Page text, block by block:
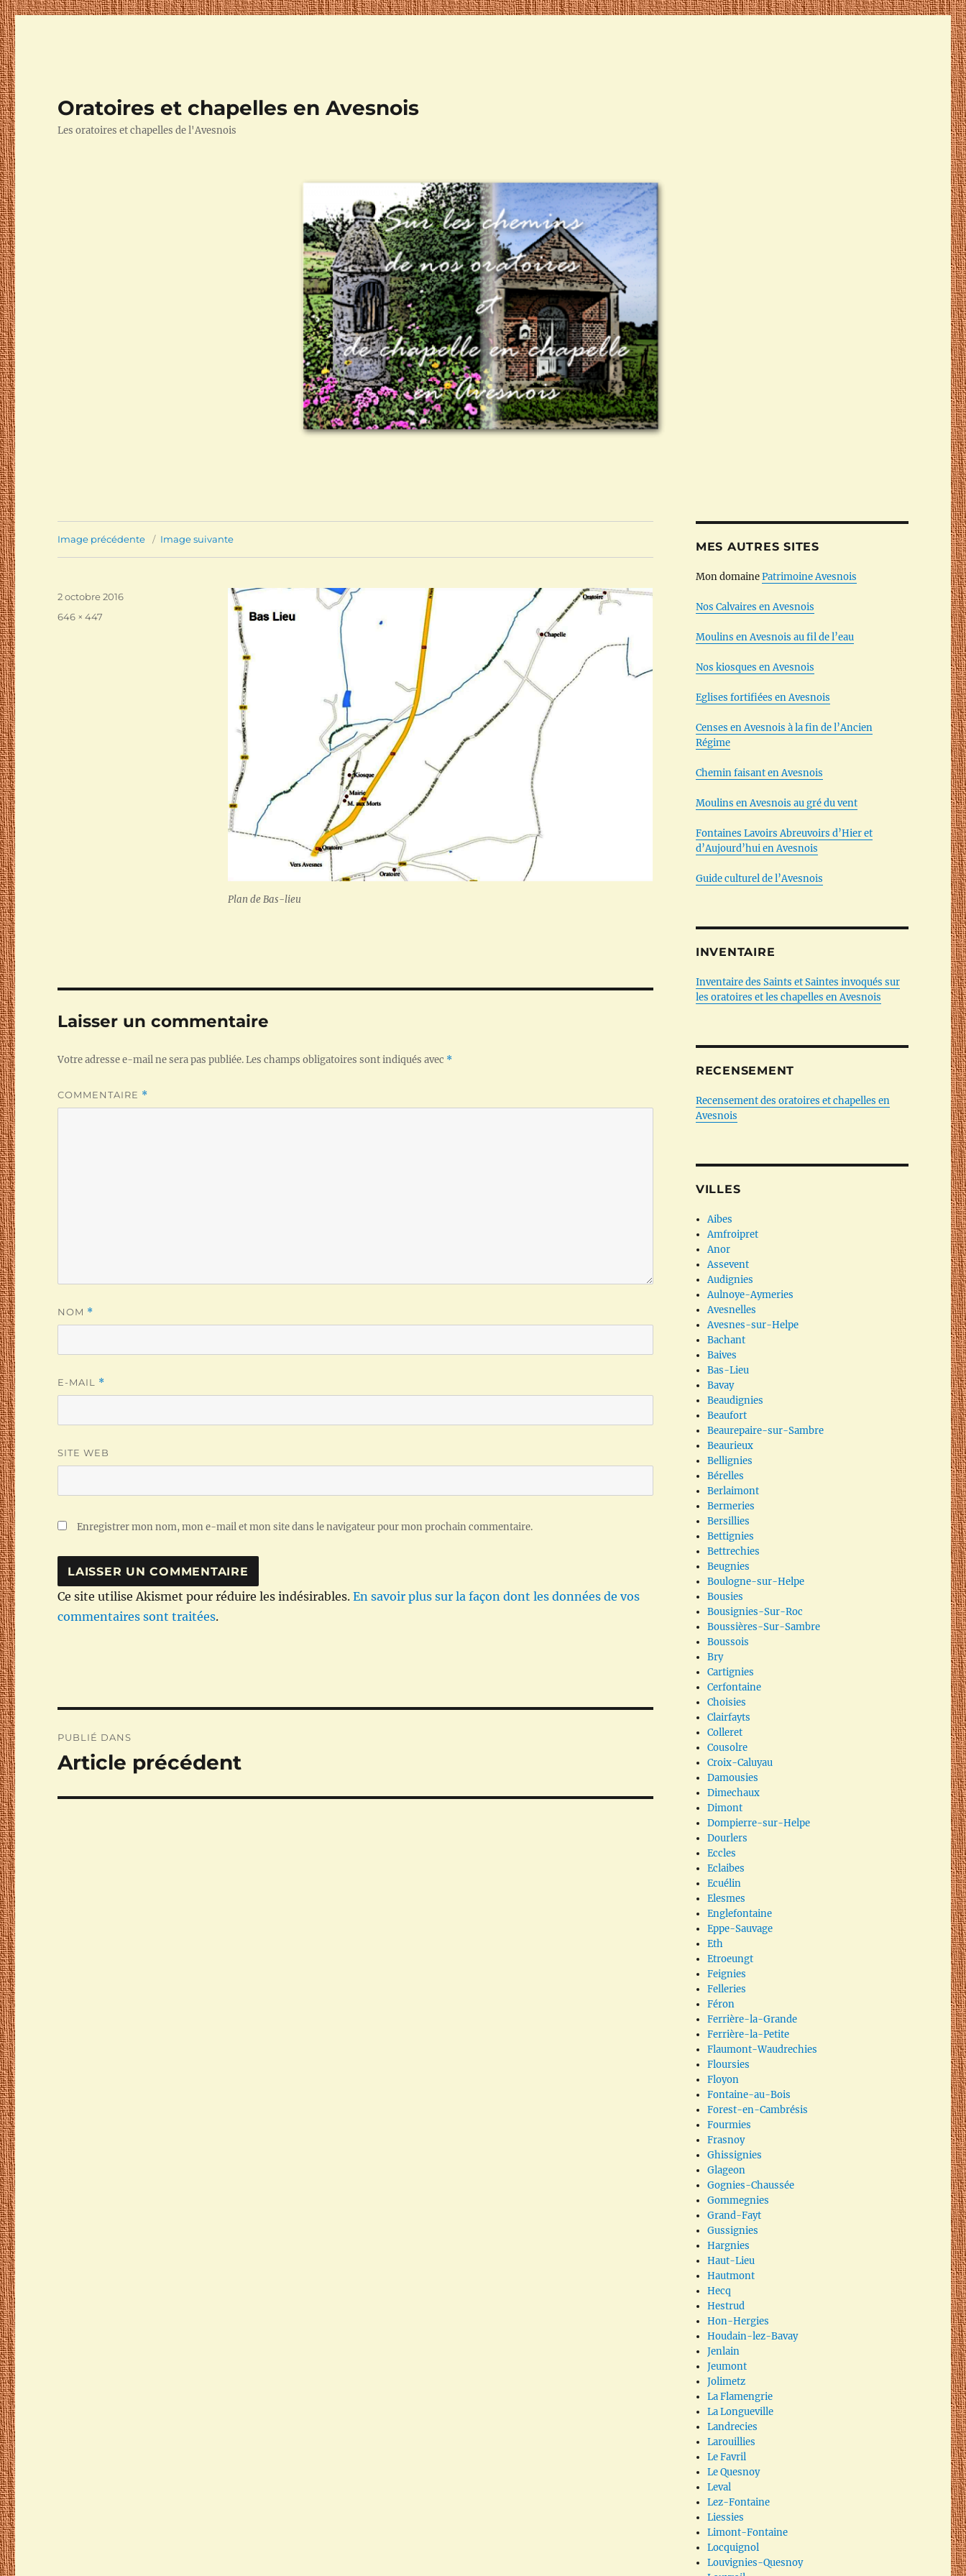
Oratoires et chapelles en Avesnois
Les oratoires et chapelles de l'Avesnois
Image précédente Image suivante
Plan de Bas-lieu
Publié
2 octobre 2016
Taille
646 × 447
Laisser un commentaire
Votre adresse e-mail ne sera pas publiée.Les champs obligatoires sont indiqués avec *
COMMENTAIRE *
NOM *
E-MAIL *
SITE WEB
Enregistrer mon nom, mon e-mail et mon site dans le navigateur pour mon prochain commentaire.
Ce site utilise Akismet pour réduire les indésirables.En savoir plus sur la façon dont les données de vos
commentaires sont traitées.
de
PUBLIÉ DANS
Article précédent
MES AUTRES SITES
Mon domainePatrimoine Avesnois
Nos Calvaires en Avesnois
Moulins en Avesnois au fil de l’eau
Nos kiosques en Avesnois
Eglises fortifiées en Avesnois
Censes en Avesnois à la fin de l’Ancien
Régime
Chemin faisant en Avesnois
Moulins en Avesnois au gré du vent
Fontaines Lavoirs Abreuvoirs d’Hier et
d’Aujourd’hui en Avesnois
Guide culturel de l’Avesnois
INVENTAIRE
Inventaire des Saints et Saintes invoqués sur
les oratoires et les chapelles en Avesnois
RECENSEMENT
Recensement des oratoires et chapelles en
Avesnois
VILLES
Aibes
Amfroipret
Anor
Assevent
Audignies
Aulnoye-Aymeries
Avesnelles
Avesnes-sur-Helpe
Bachant
Baives
Bas-Lieu
Bavay
Beaudignies
Beaufort
Beaurepaire-sur-Sambre
Beaurieux
Bellignies
Bérelles
Berlaimont
Bermeries
Bersillies
Bettignies
Bettrechies
Beugnies
Boulogne-sur-Helpe
Bousies
Bousignies-Sur-Roc
Boussières-Sur-Sambre
Boussois
Bry
Cartignies
Cerfontaine
Choisies
Clairfayts
Colleret
Cousolre
Croix-Caluyau
Damousies
Dimechaux
Dimont
Dompierre-sur-Helpe
Dourlers
Eccles
Eclaibes
Ecuélin
Elesmes
Englefontaine
Eppe-Sauvage
Eth
Etroeungt
Feignies
Felleries
Féron
Ferrière-la-Grande
Ferrière-la-Petite
Flaumont-Waudrechies
Floursies
Floyon
Fontaine-au-Bois
Forest-en-Cambrésis
Fourmies
Frasnoy
Ghissignies
Glageon
Gognies-Chaussée
Gommegnies
Grand-Fayt
Gussignies
Hargnies
Haut-Lieu
Hautmont
Hecq
Hestrud
Hon-Hergies
Houdain-lez-Bavay
Jenlain
Jeumont
Jolimetz
La Flamengrie
La Longueville
Landrecies
Larouillies
Le Favril
Le Quesnoy
Leval
Lez-Fontaine
Liessies
Limont-Fontaine
Locquignol
Louvignies-Quesnoy